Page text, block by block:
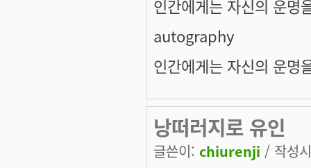
인간에게는 자신의 운명
autography
인간에게는 자신의 운명
낭떠러지로 유인
글쓴이: chiurenji / 작성